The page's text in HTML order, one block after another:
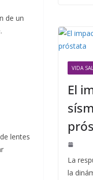
de un
lentes
VIDA
El
La
la